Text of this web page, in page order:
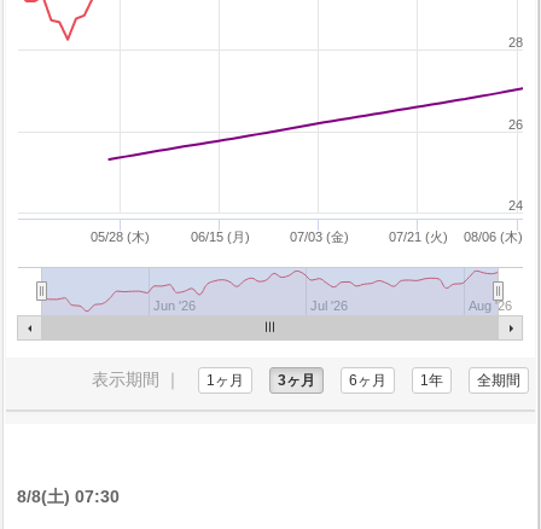
05/28 (木) 06/15 (月) 07/03 (金) 07/21 (火) 08/06 (木)
Jun '26 Jul '26 Aug '26
24
26
28
表示期間 ｜ 1ヶ月 3ヶ月 6ヶ月 1年 全期間
8/8(土) 07:30